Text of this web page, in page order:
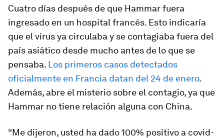
Cuatro días después de que Hammar fuera
ingresado en un hospital francés. Esto indicaría
que el virus ya circulaba y se contagiaba fuera del
país asiático desde mucho antes de lo que se
pensaba. Los primeros casos detectados
oficialmente en Francia datan del 24 de enero.
Además, abre el misterio sobre el contagio, ya que
Hammar no tiene relación alguna con China.
“Me dijeron, usted ha dado 100% positivo a covid-